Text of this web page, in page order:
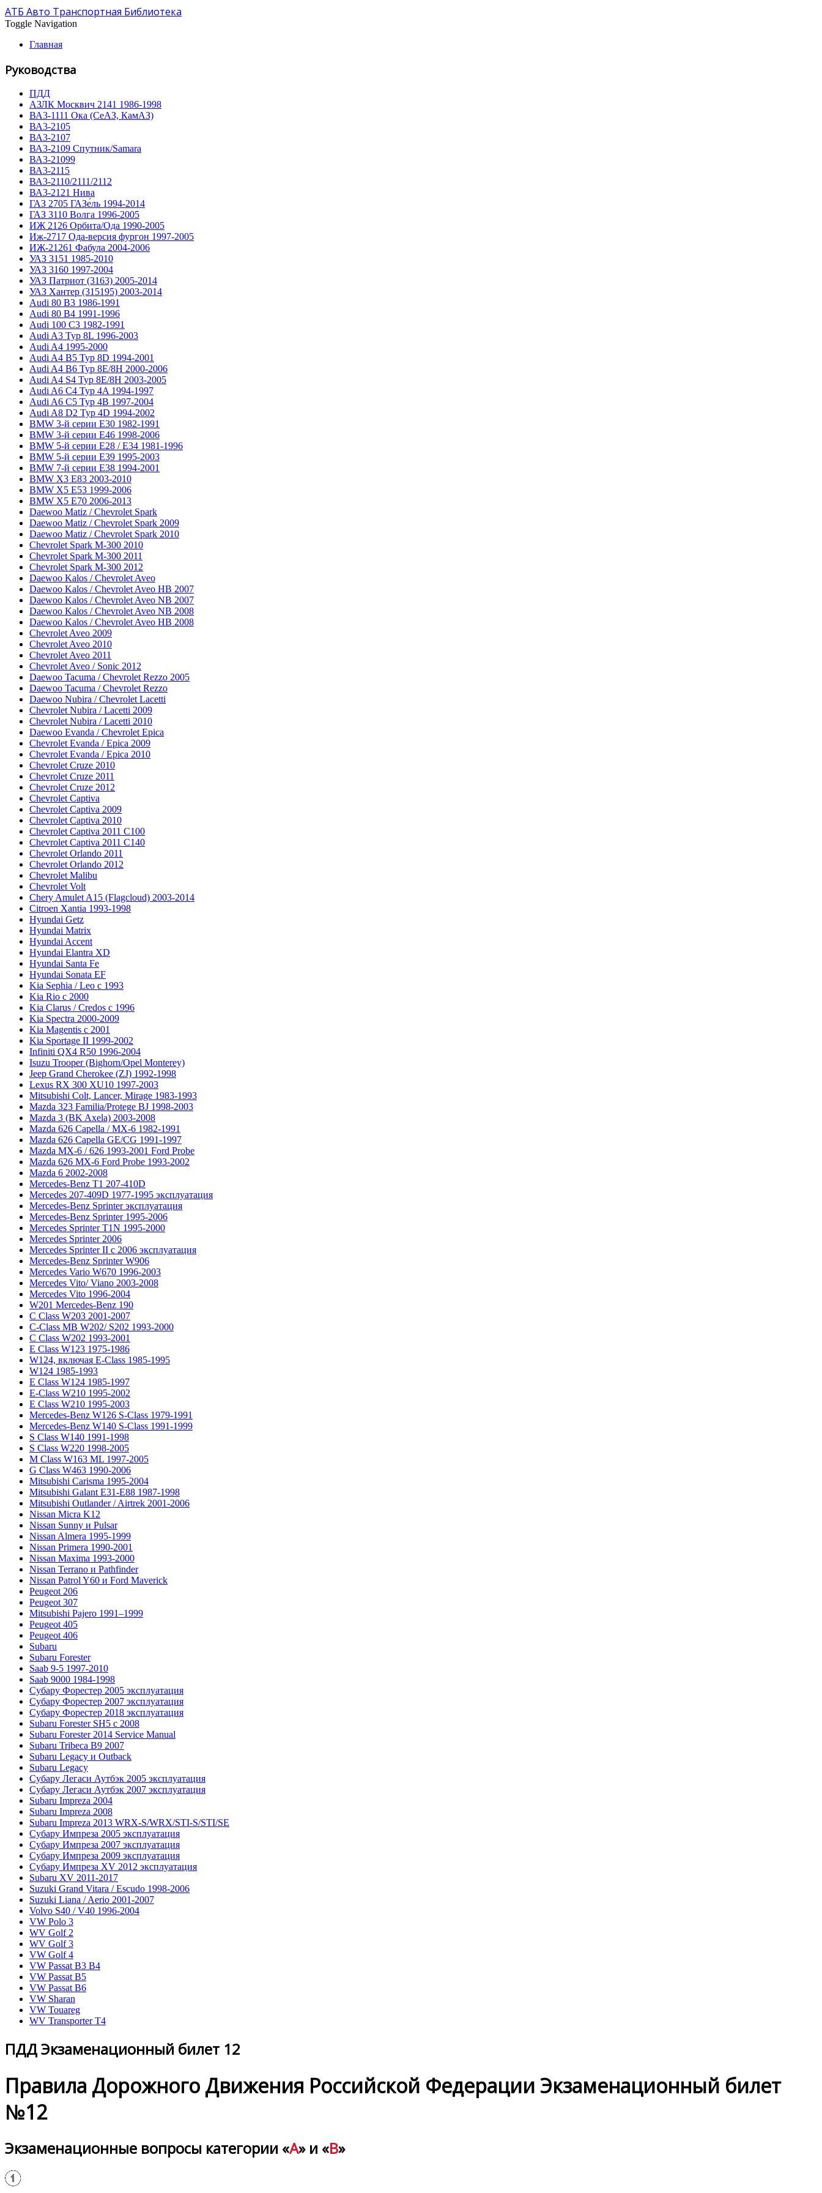
АТБ Авто Транспортная Библиотека
Toggle Navigation
Главная
Руководства
ПДД
АЗЛК Москвич 2141 1986-1998
ВА3-1111 Ока (СеАЗ, КамАЗ)
ВА3-2105
ВА3-2107
ВА3-2109 Спутник/Samara
ВА3-21099
ВА3-2115
ВА3-2110/2111/2112
ВА3-2121 Нива
ГАЗ 2705 ГАЗе́ль 1994-2014
ГАЗ 3110 Волга 1996-2005
ИЖ 2126 Орбита/Ода 1990-2005
Иж-2717 Ода-версия фургон 1997-2005
ИЖ-21261 Фабула 2004-2006
УАЗ 3151 1985-2010
УАЗ 3160 1997-2004
УАЗ Патриот (3163) 2005-2014
УАЗ Хантер (315195) 2003-2014
Audi 80 B3 1986-1991
Audi 80 B4 1991-1996
Audi 100 C3 1982-1991
Audi A3 Typ 8L 1996-2003
Audi A4 1995-2000
Audi A4 B5 Typ 8D 1994-2001
Audi A4 B6 Typ 8E/8H 2000-2006
Audi A4 S4 Typ 8E/8H 2003-2005
Audi A6 C4 Typ 4A 1994-1997
Audi A6 C5 Typ 4B 1997-2004
Audi A8 D2 Typ 4D 1994-2002
BMW 3-й серии E30 1982-1991
BMW 3-й серии E46 1998-2006
BMW 5-й серии E28 / E34 1981-1996
BMW 5-й серии E39 1995-2003
BMW 7-й серии E38 1994-2001
BMW X3 E83 2003-2010
BMW X5 E53 1999-2006
BMW X5 E70 2006-2013
Daewoo Matiz / Chevrolet Spark
Daewoo Matiz / Chevrolet Spark 2009
Daewoo Matiz / Chevrolet Spark 2010
Chevrolet Spark M-300 2010
Chevrolet Spark M-300 2011
Chevrolet Spark M-300 2012
Daewoo Kalos / Chevrolet Aveo
Daewoo Kalos / Chevrolet Aveo HB 2007
Daewoo Kalos / Chevrolet Aveo NB 2007
Daewoo Kalos / Chevrolet Aveo NB 2008
Daewoo Kalos / Chevrolet Aveo HB 2008
Chevrolet Aveo 2009
Chevrolet Aveo 2010
Chevrolet Aveo 2011
Chevrolet Aveo / Sonic 2012
Daewoo Tacuma / Chevrolet Rezzo 2005
Daewoo Tacuma / Chevrolet Rezzo
Daewoo Nubira / Chevrolet Lacetti
Chevrolet Nubira / Lacetti 2009
Chevrolet Nubira / Lacetti 2010
Daewoo Evanda / Chevrolet Epica
Chevrolet Evanda / Epica 2009
Chevrolet Evanda / Epica 2010
Chevrolet Cruze 2010
Chevrolet Cruze 2011
Chevrolet Cruze 2012
Chevrolet Captiva
Chevrolet Captiva 2009
Chevrolet Captiva 2010
Chevrolet Captiva 2011 C100
Chevrolet Captiva 2011 C140
Chevrolet Orlando 2011
Chevrolet Orlando 2012
Chevrolet Malibu
Chevrolet Volt
Chery Amulet A15 (Flagcloud) 2003-2014
Citroen Xantia 1993-1998
Hyundai Getz
Hyundai Matrix
Hyundai Accent
Hyundai Elantra XD
Hyundai Santa Fe
Hyundai Sonata EF
Kia Sephia / Leo с 1993
Kia Rio с 2000
Kia Clarus / Credos с 1996
Kia Spectra 2000-2009
Kia Magentis с 2001
Kia Sportage II 1999-2002
Infiniti QX4 R50 1996-2004
Isuzu Trooper (Bighorn/Opel Monterey)
Jeep Grand Cherokee (ZJ) 1992-1998
Lexus RX 300 XU10 1997-2003
Mitsubishi Colt, Lancer, Mirage 1983-1993
Mazda 323 Familia/Protege BJ 1998-2003
Mazda 3 (BK Axela) 2003-2008
Mazda 626 Capella / MX-6 1982-1991
Mazda 626 Capella GE/CG 1991-1997
Mazda MX-6 / 626 1993-2001 Ford Probe
Mazda 626 MX-6 Ford Probe 1993-2002
Mazda 6 2002-2008
Mercedes-Benz T1 207-410D
Mercedes 207-409D 1977-1995 эксплуатация
Mercedes-Benz Sprinter эксплуатация
Mercedes-Benz Sprinter 1995-2006
Mercedes Sprinter T1N 1995-2000
Mercedes Sprinter 2006
Mercedes Sprinter II с 2006 эксплуатация
Mercedes-Benz Sprinter W906
Mercedes Vario W670 1996-2003
Mercedes Vito/ Viano 2003-2008
Mercedes Vito 1996-2004
W201 Mercedes-Benz 190
C Class W203 2001-2007
C-Class MB W202/ S202 1993-2000
C Class W202 1993-2001
E Class W123 1975-1986
W124, включая E-Class 1985-1995
W124 1985-1993
E Class W124 1985-1997
E-Class W210 1995-2002
E Class W210 1995-2003
Mercedes-Benz W126 S-Class 1979-1991
Mercedes-Benz W140 S-Class 1991-1999
S Class W140 1991-1998
S Class W220 1998-2005
M Class W163 ML 1997-2005
G Class W463 1990-2006
Mitsubishi Carisma 1995-2004
Mitsubishi Galant E31-E88 1987-1998
Mitsubishi Outlander / Airtrek 2001-2006
Nissan Micra K12
Nissan Sunny и Pulsar
Nissan Almera 1995-1999
Nissan Primera 1990-2001
Nissan Maxima 1993-2000
Nissan Terrano и Pathfinder
Nissan Patrol Y60 и Ford Maverick
Peugeot 206
Peugeot 307
Mitsubishi Pajero 1991–1999
Peugeot 405
Peugeot 406
Subaru
Subaru Forester
Saab 9-5 1997-2010
Saab 9000 1984-1998
Субару Форестер 2005 эксплуатация
Субару Форестер 2007 эксплуатация
Субару Форестер 2018 эксплуатация
Subaru Forester SH5 с 2008
Subaru Forester 2014 Service Manual
Subaru Tribeca В9 2007
Subaru Legacy и Outback
Subaru Legacy
Субару Легаси Аутбэк 2005 эксплуатация
Субару Легаси Аутбэк 2007 эксплуатация
Subaru Impreza 2004
Subaru Impreza 2008
Subaru Impreza 2013 WRX-S/WRX/STI-S/STI/SE
Субару Импреза 2005 эксплуатация
Субару Импреза 2007 эксплуатация
Субару Импреза 2009 эксплуатация
Субару Импреза XV 2012 эксплуатация
Subaru XV 2011-2017
Suzuki Grand Vitara / Escudo 1998-2006
Suzuki Liana / Aerio 2001-2007
Volvo S40 / V40 1996-2004
VW Polo 3
WV Golf 2
WV Golf 3
VW Golf 4
VW Passat B3 B4
VW Passat B5
VW Passat B6
VW Sharan
VW Touareg
WV Transporter T4
ПДД Экзаменационный билет 12
Правила Дорожного Движения Российской Федерации Экзаменационный билет
№12
Экзаменационные вопросы категории «A» и «B»